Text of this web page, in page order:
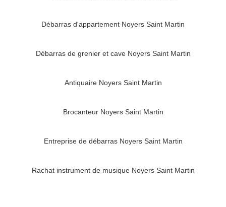
Débarras d'appartement Noyers Saint Martin
Débarras de grenier et cave Noyers Saint Martin
Antiquaire Noyers Saint Martin
Brocanteur Noyers Saint Martin
Entreprise de débarras Noyers Saint Martin
Rachat instrument de musique Noyers Saint Martin